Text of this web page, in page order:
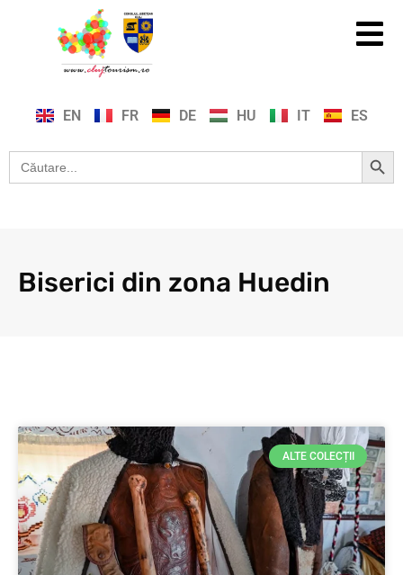
EN FR DE HU IT ES
Search
for:
Search Button
Biserici din zona Huedin
ALTE COLECȚII